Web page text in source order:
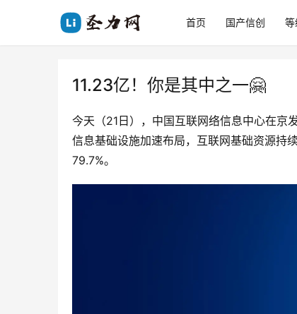
首页 国产信创 等
11.23亿！你是其中之一🤗
今天（21日），中国互联网络信息中心在京
信息基础设施加速布局，互联网基础资源持
79.7%。